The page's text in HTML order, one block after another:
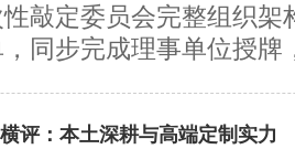
敲定委员会完整组织架
同步完成理事单位授牌
评：本土深耕与高端定制实力